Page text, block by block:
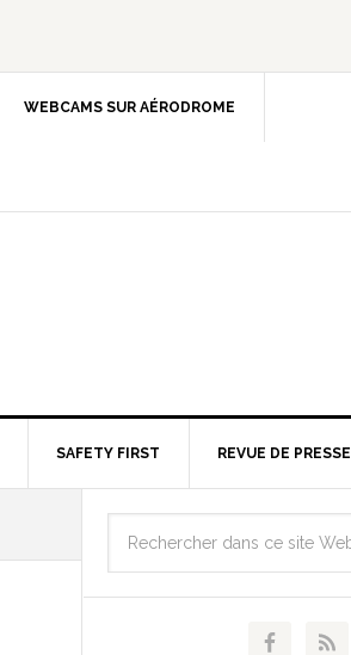
WEBCAMS SUR AÉRODROME
SAFETY FIRST REVUE DE PRESSE